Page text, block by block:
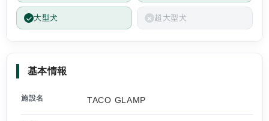
大型犬 超大型犬
基本情報
施設名 TACO GLAMP